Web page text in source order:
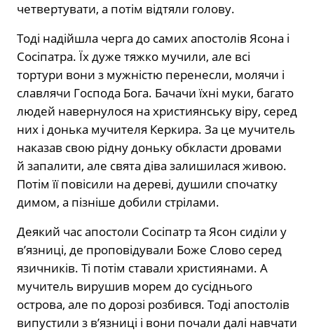
четвертувати, а потім відтяли голову.
Тоді надійшла черга до самих апостолів Ясона і
Сосіпатра. Їх дуже тяжко мучили, але всі
тортури вони з мужністю перенесли, молячи і
славлячи Господа Бога. Бачачи їхні муки, багато
людей навернулося на християнську віру, серед
них і донька мучителя Керкира. За це мучитель
наказав свою рідну доньку обкласти дровами
й запалити, але свята діва залишилася живою.
Потім її повісили на дереві, душили спочатку
димом, а пізніше добили стрілами.
Деякий час апостоли Сосіпатр та Ясон сиділи у
в’язниці, де проповідували Боже Слово серед
язичників. Ті потім ставали християнами. А
мучитель вирушив морем до сусіднього
острова, але по дорозі розбився. Тоді апостолів
випустили з в’язниці і вони почали далі навчати